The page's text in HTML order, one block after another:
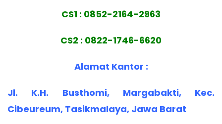
CS1 : 0852-2164-2963
CS2 : 0822-1746-6620
Alamat Kantor :
Jl. K.H. Busthomi, Margabakti, Kec.
Cibeureum, Tasikmalaya, Jawa Barat